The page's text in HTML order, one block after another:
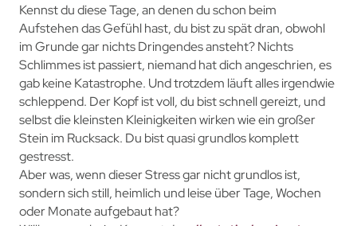
Kennst du diese Tage, an denen du schon beim
Aufstehen das Gefühl hast, du bist zu spät dran, obwohl
im Grunde gar nichts Dringendes ansteht? Nichts
Schlimmes ist passiert, niemand hat dich angeschrien, es
gab keine Katastrophe. Und trotzdem läuft alles irgendwie
schleppend. Der Kopf ist voll, du bist schnell gereizt, und
selbst die kleinsten Kleinigkeiten wirken wie ein großer
Stein im Rucksack. Du bist quasi grundlos komplett
gestresst.
Aber was, wenn dieser Stress gar nicht grundlos ist,
sondern sich still, heimlich und leise über Tage, Wochen
oder Monate aufgebaut hat?